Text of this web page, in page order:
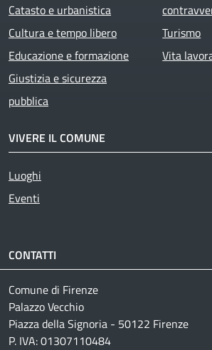
Catasto e urbanistica
Cultura e tempo libero
Educazione e formazione
Giustizia e sicurezza
pubblica
Turismo
Vita
VIVERE IL COMUNE
Luoghi
Eventi
CONTATTI
Comune di Firenze
Palazzo Vecchio
Piazza della Signoria - 50122 Firenze
P. IVA: 01307110484